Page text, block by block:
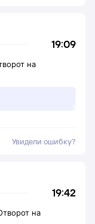
19:09
на
Увидели ошибку?
19:42
на